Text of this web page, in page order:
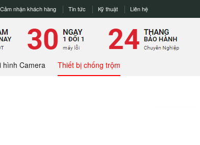
Cảm nhận khách hàng Tin tức Kỹ thuật Liên hệ
hình Camera Thiết bị chống trộm